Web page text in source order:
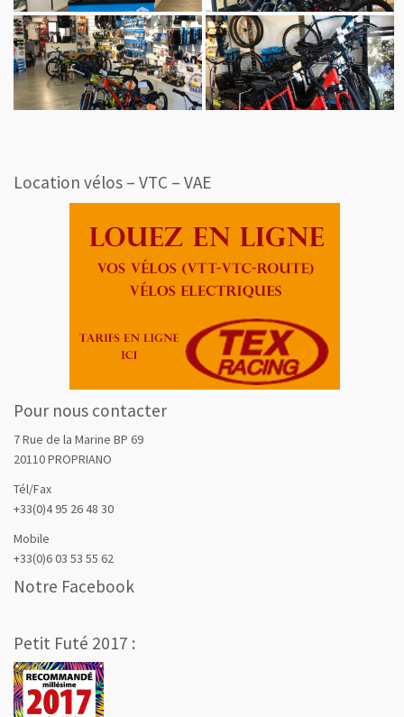
Location vélos – VTC – VAE
Pour nous contacter
7 Rue de la Marine BP 69
20110 PROPRIANO
Tél/Fax
+33(0)4 95 26 48 30
Mobile
+33(0)6 03 53 55 62
Notre Facebook
Petit Futé 2017 :